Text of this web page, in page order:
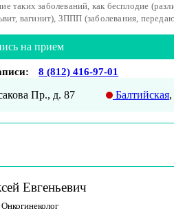
таких заболеваний, как бесплодие
вагинит), ЗППП (заболевания,
на прием
8 (812) 416-97-01
Пр., д. 87 Балтийская,
Евгеньевич
Онкогинеколог